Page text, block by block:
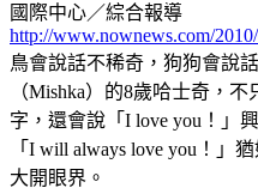
國際中心／綜合報導
http://www.nownews.com/
鳥會說話不稀奇，狗狗會說
（Mishka）的8歲哈士奇，
字，還會說「I love you！」
「I will always love you！」
大開眼界。